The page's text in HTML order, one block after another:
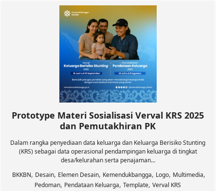
Prototype Materi Sosialisasi Verval KRS 2025
dan Pemutakhiran PK
Dalam rangka penyediaan data keluarga dan Keluarga Berisiko Stunting
(KRS) sebagai data operasional pendampingan keluarga di tingkat
desa/kelurahan serta penajaman...
BKKBN, Desain, Elemen Desain, Kemendukbangga, Logo, Multimedia,
Pedoman, Pendataan Keluarga, Template, Verval KRS